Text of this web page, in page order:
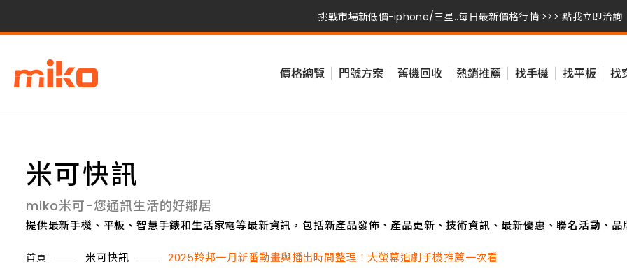
挑戰市場新低價-iphone/三星..每日最新價格行情 >>> 點我立即洽詢
挑戰市場新低價-iphone/三星..每日最新價格行情 >>> 點我立即洽詢
價格總覽 門號方案 舊機回收 熱銷推薦 找手機 找平板 找
米可快訊
miko米可-您通訊生活的好鄰居
提供最新手機、平板、智慧手錶和生活家電等最新資訊，包括新產品發佈、產品更新、技術資訊、最新優惠、聯名活動、品
首頁 米可快訊 2025羚邦一月新番動畫與播出時間整理！大螢幕追劇手機推薦一次看